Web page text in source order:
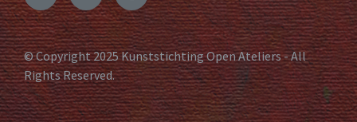
© Copyright 2025 Kunststichting Open Ateliers - All
Rights Reserved.